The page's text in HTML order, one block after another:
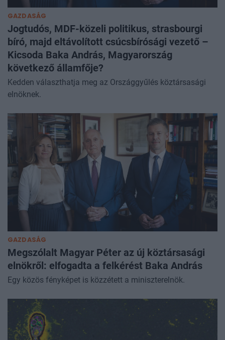
GAZDASÁG
Jogtudós, MDF-közeli politikus, strasbourgi
bíró, majd eltávolított csúcsbírósági vezető –
Kicsoda Baka András, Magyarország
következő államfője?
Kedden választhatja meg az Országgyűlés köztársasági
elnöknek.
GAZDASÁG
Megszólalt Magyar Péter az új köztársasági
elnökről: elfogadta a felkérést Baka András
Egy közös fényképet is közzétett a miniszterelnök.